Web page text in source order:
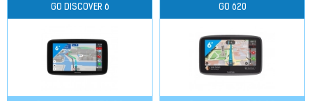
GO DISCOVER 6 GO 620